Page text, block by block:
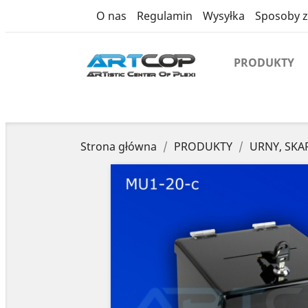
O nas Regulamin Wysyłka Sposoby
PRODUKTY
Strona główna PRODUKTY URNY,